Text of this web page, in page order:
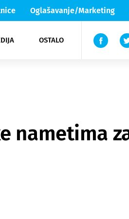
Oglašavanje/Marketing
OSTALO
Lika & Senj
TV
nametima